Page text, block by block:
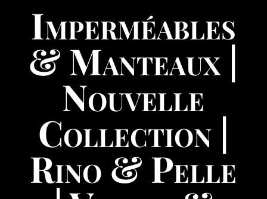
Imperméables
& Manteaux |
Nouvelle
Collection |
Rino & Pelle